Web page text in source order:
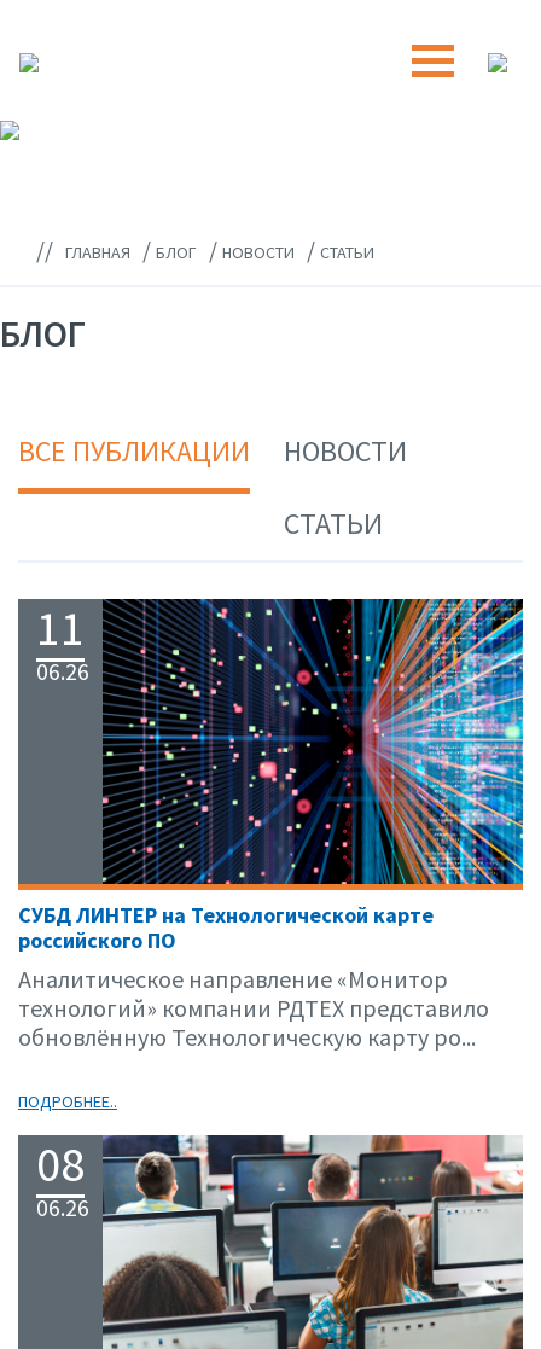
// ГЛАВНАЯ / БЛОГ / НОВОСТИ / СТАТЬИ
БЛОГ
ВСЕ ПУБЛИКАЦИИ
НОВОСТИ
СТАТЬИ
11
06.26
СУБД ЛИНТЕР на Технологической карте
российского ПО
Аналитическое направление «Монитор
технологий» компании РДТЕХ представило
обновлённую Технологическую карту ро...
ПОДРОБНЕЕ..
08
06.26